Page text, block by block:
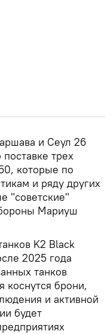
и Сеул 26
трех
которые по
и ряду других
"советские"
Мариуш
K2 Black
2025 года
танков
коснутся брони,
и активной
будет